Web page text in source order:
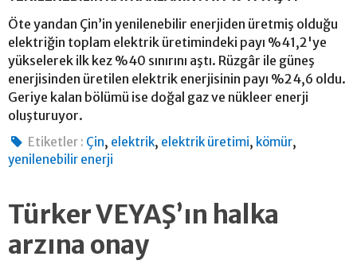
Öte yandan Çin’in yenilenebilir enerjiden üretmiş olduğu
elektriğin toplam elektrik üretimindeki payı %41,2'ye
yükselerek ilk kez %40 sınırını aştı. Rüzgâr ile güneş
enerjisinden üretilen elektrik enerjisinin payı %24,6 oldu.
Geriye kalan bölümü ise doğal gaz ve nükleer enerji
oluşturuyor.
Etiketler : Çin, elektrik, elektrik üretimi, kömür,
yenilenebilir enerji
Türker VEYAŞ’ın halka
arzına onay